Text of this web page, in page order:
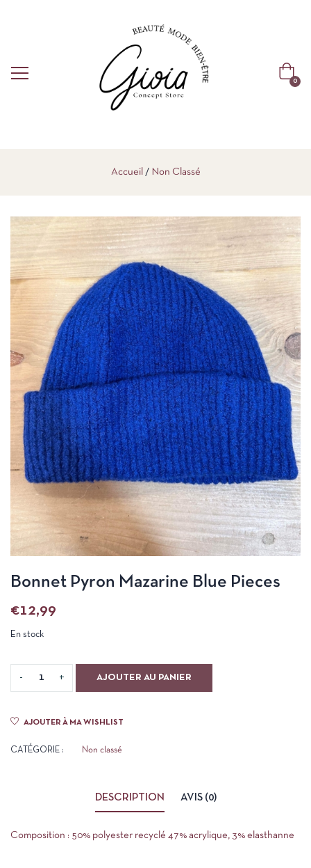
0
Accueil Non Classé
Bonnet Pyron Mazarine Blue Pieces
€12,99
En stock
AJOUTER AU PANIER
AJOUTER À MA WISHLIST
CATÉGORIE : Non classé
DESCRIPTION AVIS (0)
Composition : 50% polyester recyclé 47% acrylique, 3% elasthanne